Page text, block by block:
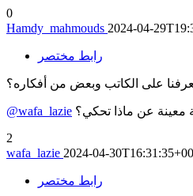
0
Hamdy_mahmouds 2024-04-
رابط مختصر
على الكاتب وبعض من أفكاره؟
@wafa_lazie معينة عن ماذا تحكي؟
2
wafa_lazie 2024-04-
رابط مختصر